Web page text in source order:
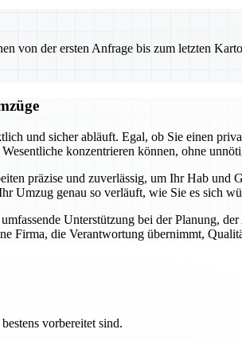
von der ersten Anfrage bis zum letzten
und sicher abläuft. Egal, ob Sie einen
konzentrieren können, ohne
präzise und zuverlässig, um Ihr Hab
Umzug genau so verläuft, wie Sie es sich
Unterstützung bei der Planung,
Firma, die Verantwortung übernimmt,
vorbereitet sind.